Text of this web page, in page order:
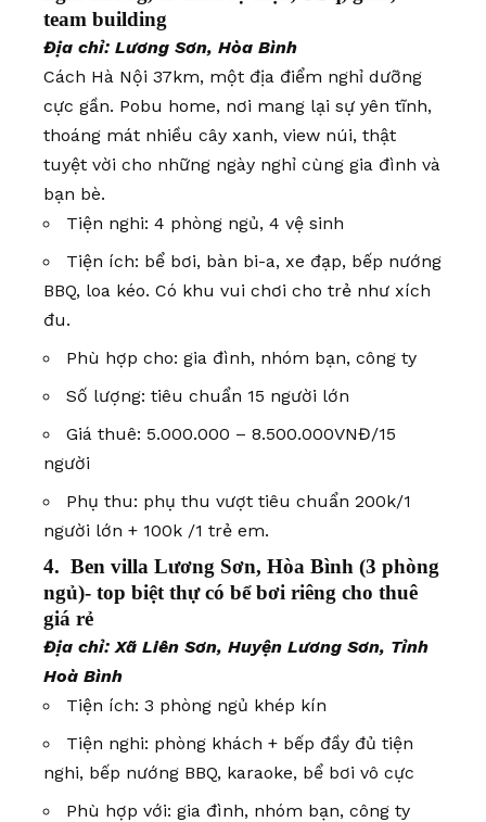
team building
Địa chỉ: Lương Sơn, Hòa Bình
Cách Hà Nội 37km, một địa điểm nghỉ dưỡng
cực gần. Pobu home, nơi mang lại sự yên tĩnh,
thoáng mát nhiều cây xanh, view núi, thật
tuyệt vời cho những ngày nghỉ cùng gia đình và
bạn bè.
Tiện nghi: 4 phòng ngủ, 4 vệ sinh
Tiện ích: bể bơi, bàn bi-a, xe đạp, bếp nướng
BBQ, loa kéo. Có khu vui chơi cho trẻ như xích
đu.
Phù hợp cho: gia đình, nhóm bạn, công ty
Số lượng: tiêu chuẩn 15 người lớn
Giá thuê: 5.000.000 – 8.500.000VNĐ/15
người
Phụ thu: phụ thu vượt tiêu chuẩn 200k/1
người lớn + 100k /1 trẻ em.
4. Ben villa Lương Sơn, Hòa Bình (3 phòng
ngủ)- top biệt thự có bể bơi riêng cho thuê
giá rẻ
Địa chỉ: Xã Liên Sơn, Huyện Lương Sơn, Tỉnh
Hoà Bình
Tiện ích: 3 phòng ngủ khép kín
Tiện nghi: phòng khách + bếp đầy đủ tiện
nghi, bếp nướng BBQ, karaoke, bể bơi vô cực
Phù hợp với: gia đình, nhóm bạn, công ty